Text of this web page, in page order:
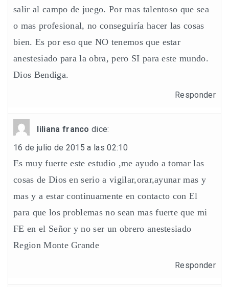
salir al campo de juego. Por mas talentoso que sea
o mas profesional, no conseguiría hacer las cosas
bien. Es por eso que NO tenemos que estar
anestesiado para la obra, pero SI para este mundo.
Dios Bendiga.
Responder
liliana franco dice:
16 de julio de 2015 a las 02:10
Es muy fuerte este estudio ,me ayudo a tomar las
cosas de Dios en serio a vigilar,orar,ayunar mas y
mas y a estar continuamente en contacto con El
para que los problemas no sean mas fuerte que mi
FE en el Señor y no ser un obrero anestesiado
Region Monte Grande
Responder